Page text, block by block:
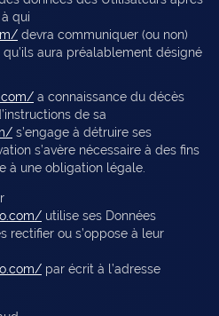
qui
devra communiquer (ou non)
aura préalablement désigné
a connaissance du décès
de sa
s’engage à détruire ses
s’avère nécessaire à des fins
à une obligation légale.
utilise ses Données
rectifier ou s’oppose à leur
par écrit à l’adresse